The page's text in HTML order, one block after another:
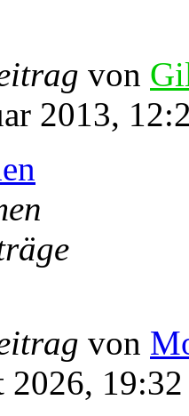
von
2013,
von
2026, 19:32